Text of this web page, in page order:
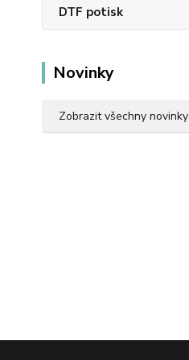
DTF potisk
Novinky
Zobrazit všechny novinky